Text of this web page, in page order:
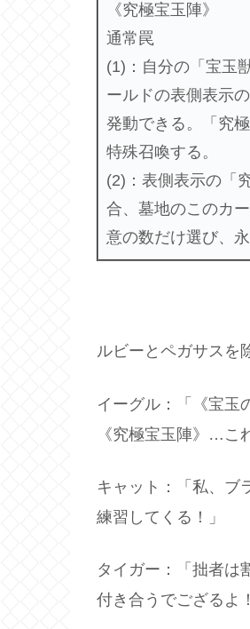
《究極宝玉陣》
通常罠
(1)：自分の「宝玉
ールドの表側表示
発動できる。「究
特殊召喚する。
(2)：表側表示の「
合、墓地のこのカ
意の数だけ選び、
ルビーとペガサスを
イーグル：「《宝玉
《究極宝玉陣》…こ
キャット：「私、ブ
練習してくる！」
タイガー：「拙者は
付き合うでござるよ